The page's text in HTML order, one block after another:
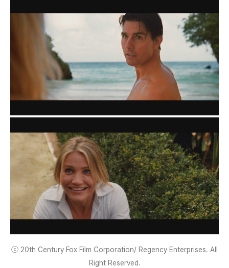
ⓒ 20th Century Fox Film Corporation/ Regency Enterprises. All
Right Reserved.